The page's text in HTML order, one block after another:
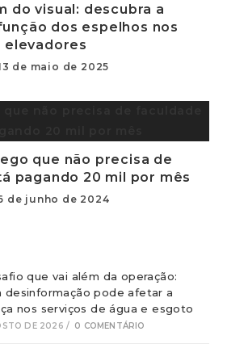
do visual: descubra a
dos espelhos nos
elevadores
de maio de 2025
que não precisa de
pagando 20 mil por mês
de junho de 2024
que vai além da operação:
desinformação pode afetar a
nos serviços de água e esgoto
DE 2026 / 0 COMENTÁRIO